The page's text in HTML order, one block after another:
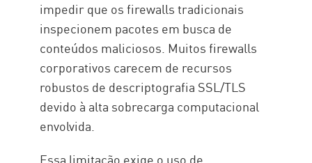
impedir que os firewalls tradicionais
inspecionem pacotes em busca de
conteúdos maliciosos. Muitos firewalls
corporativos carecem de recursos
robustos de descriptografia SSL/TLS
devido à alta sobrecarga computacional
envolvida.
Essa limitação exige o uso de